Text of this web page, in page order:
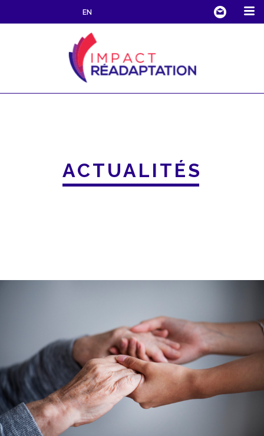
EN
ACTUALITÉS